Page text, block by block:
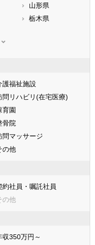
山形県
栃木県
三重県
大阪府
徳島県
護福祉施設
問リハビリ(在宅医療)
育園
骨院
問マッサージ
の他
約社員・嘱託社員
の他
収350万円～